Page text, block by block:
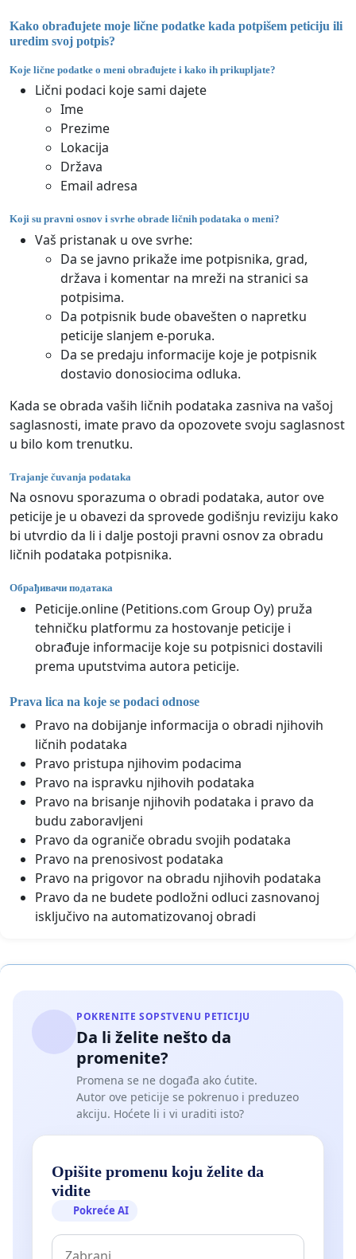
Kako obrađujete moje lične podatke kada potpišem peticiju ili
uredim svoj potpis?
Koje lične podatke o meni obrađujete i kako ih prikupljate?
Lični podaci koje sami dajete
Ime
Prezime
Lokacija
Država
Email adresa
Koji su pravni osnov i svrhe obrade ličnih podataka o meni?
Vaš pristanak u ove svrhe:
Da se javno prikaže ime potpisnika, grad,
država i komentar na mreži na stranici sa
potpisima.
Da potpisnik bude obavešten o napretku
peticije slanjem e-poruka.
Da se predaju informacije koje je potpisnik
dostavio donosiocima odluka.
Kada se obrada vaših ličnih podataka zasniva na vašoj
saglasnosti, imate pravo da opozovete svoju saglasnost
u bilo kom trenutku.
Trajanje čuvanja podataka
Na osnovu sporazuma o obradi podataka, autor ove
peticije je u obavezi da sprovede godišnju reviziju kako
bi utvrdio da li i dalje postoji pravni osnov za obradu
ličnih podataka potpisnika.
Обрађивачи података
Peticije.online (Petitions.com Group Oy) pruža
tehničku platformu za hostovanje peticije i
obrađuje informacije koje su potpisnici dostavili
prema uputstvima autora peticije.
Prava lica na koje se podaci odnose
Pravo na dobijanje informacija o obradi njihovih
ličnih podataka
Pravo pristupa njihovim podacima
Pravo na ispravku njihovih podataka
Pravo na brisanje njihovih podataka i pravo da
budu zaboravljeni
Pravo da ograniče obradu svojih podataka
Pravo na prenosivost podataka
Pravo na prigovor na obradu njihovih podataka
Pravo da ne budete podložni odluci zasnovanoj
isključivo na automatizovanoj obradi
POKRENITE SOPSTVENU PETICIJU
Da li želite nešto da
promenite?
Promena se ne događa ako ćutite.
Autor ove peticije se pokrenuo i preduzeo
akciju. Hoćete li i vi uraditi isto?
Opišite promenu koju želite da
vidite
Pokreće AI